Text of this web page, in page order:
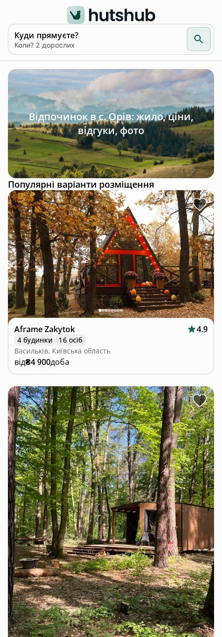
Куди прямуєте?
Коли? 2 дорослих
Відпочинок в с. Орів: жило, ціни,
відгуки, фото
Популярні варіанти розміщення
Aframe Zakytok 4.9
4 будинки
16 осіб
Васильків, Київська область
від₴4 900доба